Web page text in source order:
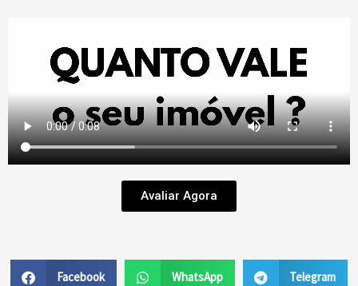
Avaliar Agora
Facebook WhatsApp Telegram